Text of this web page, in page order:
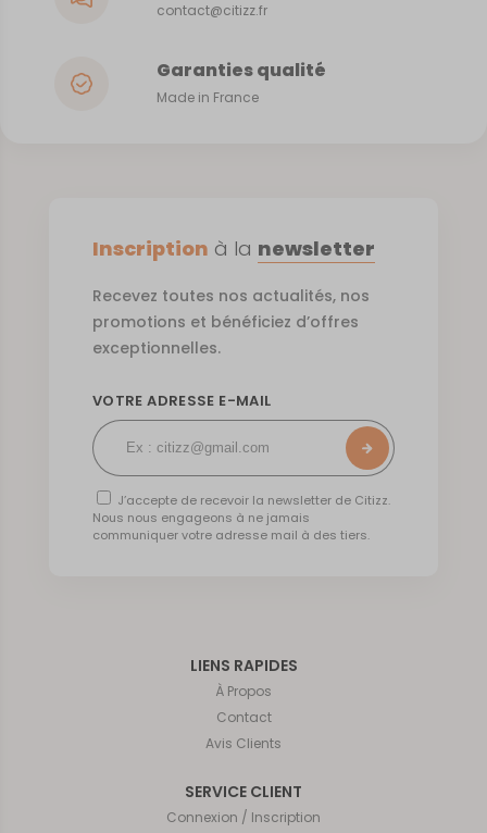
contact@citizz.fr
Garanties qualité
Made in France
LIENS RAPIDES
À Propos
Contact
Avis Clients
SERVICE CLIENT
Connexion / Inscription
Inscription à la newsletter
Recevez toutes nos actualités, nos
promotions et bénéficiez d’offres
exceptionnelles.
VOTRE ADRESSE E-MAIL
J’accepte de recevoir la newsletter de Citizz.
Nous nous engageons à ne jamais
communiquer votre adresse mail à des tiers.